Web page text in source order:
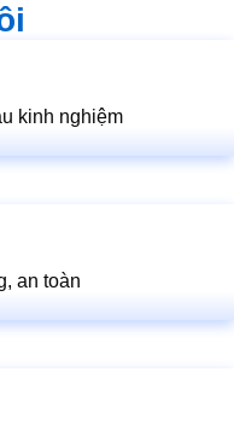
kinh nghiệm
an toàn